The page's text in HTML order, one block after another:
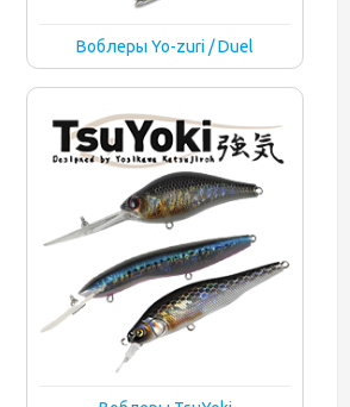
Воблеры Yo-zuri / Duel